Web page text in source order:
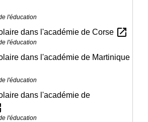
l'éducation
dans l'académie de Corse open_in_new
l'éducation
dans l'académie de Martinique
l'éducation
dans l'académie de
l'éducation